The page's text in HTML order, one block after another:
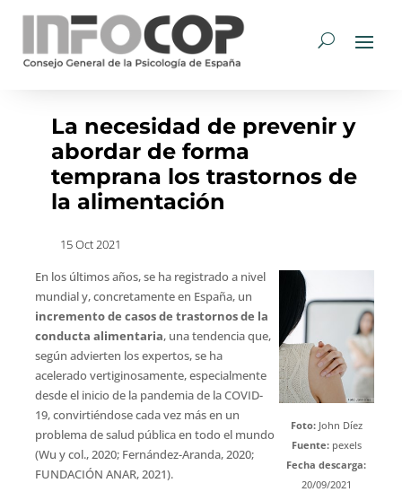
La necesidad de prevenir y
abordar de forma
temprana los trastornos de
la alimentación
15 Oct 2021
En los últimos años, se ha registrado a nivel
mundial y, concretamente en España, un
incremento de casos de trastornos de la
conducta alimentaria, una tendencia que,
según advierten los expertos, se ha
acelerado vertiginosamente, especialmente
desde el inicio de la pandemia de la COVID-
19, convirtiéndose cada vez más en un
problema de salud pública en todo el mundo
(Wu y col., 2020; Fernández-Aranda, 2020;
FUNDACIÓN ANAR, 2021).
Foto:John Díez
Fuente: pexels
Fecha descarga:
20/09/2021